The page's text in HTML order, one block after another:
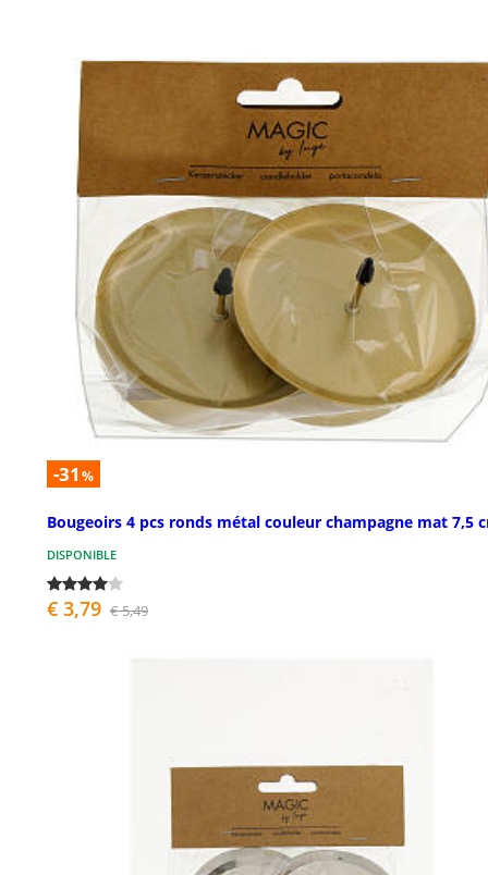
-31 %
Bougeoirs 4 pcs ronds métal couleur champagne mat 7,5
DISPONIBLE
€ 3,79 € 5,49